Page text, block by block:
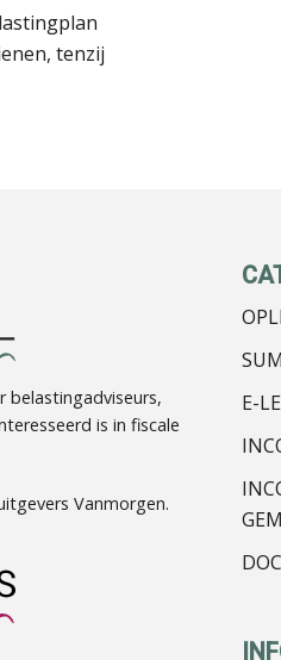
tenzij
belastingadviseurs,
is in fiscale
Vanmorgen.
E-